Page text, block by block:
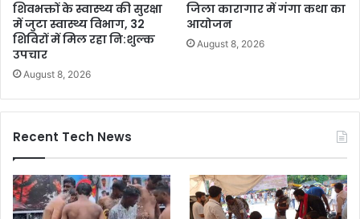
शिवभक्तों के स्वास्थ्य की सुरक्षा
में जुटा स्वास्थ्य विभाग, 32
शिविरों में मिल रहा नि:शुल्क
उपचार
August 8, 2026
जिला कारागार में गंगा कथा का
आयोजन
August 8, 2026
Recent Tech News